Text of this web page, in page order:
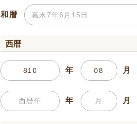
和暦
西暦
年 月
年 月